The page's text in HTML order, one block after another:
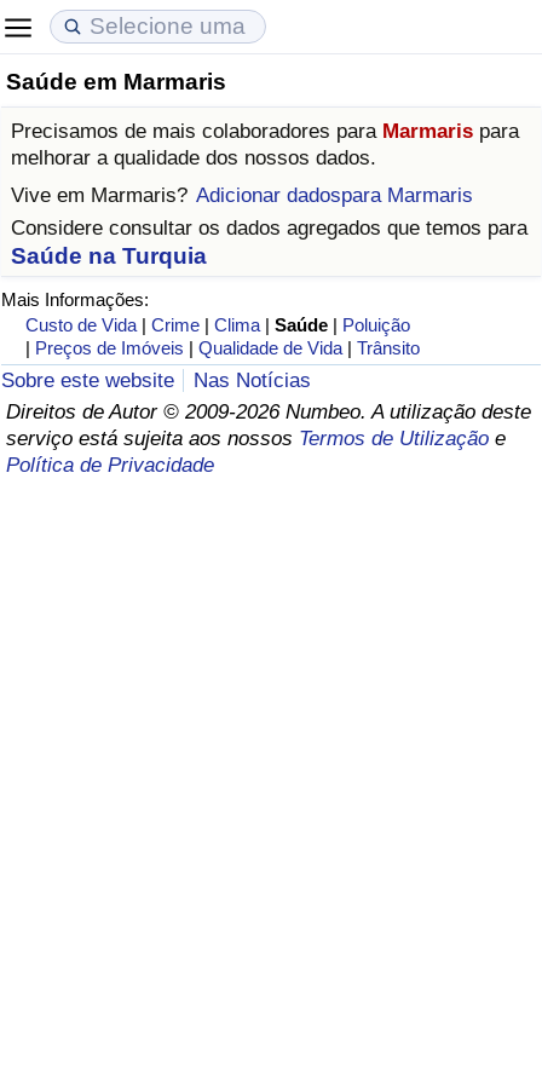
Saúde em Marmaris
Precisamos de mais colaboradores para Marmaris para
melhorar a qualidade dos nossos dados.
Vive em Marmaris? Adicionar dadospara Marmaris
Considere consultar os dados agregados que temos para
Saúde na Turquia
Mais Informações:
Custo de Vida |Crime |Clima |Saúde | Poluição
| Preços de Imóveis |Qualidade de Vida |Trânsito
Sobre este website
Nas Notícias
Direitos de Autor © 2009-2026 Numbeo. A utilização deste
serviço está sujeita aos nossos Termos de Utilização e
Política de Privacidade
Custo de Vida
Indicador de Custo de Vida (Atual)
Indicador de Custo de Vida
Indicador de Custo de Vida Por País
em Aqaba
Preços de Imóveis
Indicador de Preços de Imóveis (Atual)
Indicador de Preços de Imóveis
Indicador de Preços de Imóveis por País
Qualidade de Vida
Indicador de Qualidade de Vida
Indicador de Qualidade de Vida (Atual)
Índice de qualidade de vida por país
Crime
Taxa do Indicador de Crime (Atual)
Indicador de Crime